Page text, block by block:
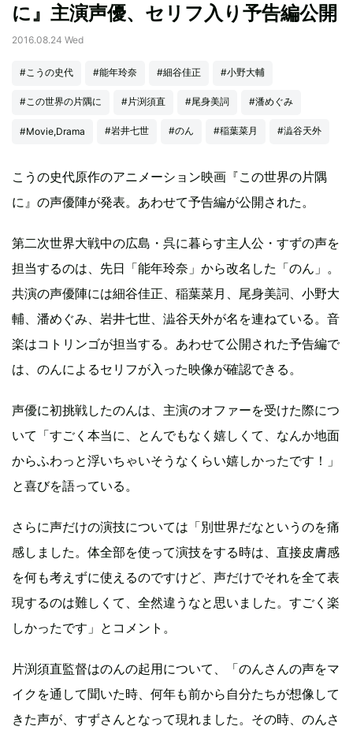
に』主演声優、セリフ入り予告編公開
2016.08.24 Wed
#こうの史代 #能年玲奈 #細谷佳正 #小野大輔
#この世界の片隅に #片渕須直 #尾身美詞 #潘めぐみ
#Movie,Drama #岩井七世 #のん #稲葉菜月 #澁谷天外
こうの史代原作のアニメーション映画『この世界の片隅
に』の声優陣が発表。あわせて予告編が公開された。
第二次世界大戦中の広島・呉に暮らす主人公・すずの声を
担当するのは、先日「能年玲奈」から改名した「のん」。
共演の声優陣には細谷佳正、稲葉菜月、尾身美詞、小野大
輔、潘めぐみ、岩井七世、澁谷天外が名を連ねている。音
楽はコトリンゴが担当する。あわせて公開された予告編で
は、のんによるセリフが入った映像が確認できる。
声優に初挑戦したのんは、主演のオファーを受けた際につ
いて「すごく本当に、とんでもなく嬉しくて、なんか地面
からふわっと浮いちゃいそうなくらい嬉しかったです！」
と喜びを語っている。
さらに声だけの演技については「別世界だなというのを痛
感しました。体全部を使って演技をする時は、直接皮膚感
を何も考えずに使えるのですけど、声だけでそれを全て表
現するのは難しくて、全然違うなと思いました。すごく楽
しかったです」とコメント。
片渕須直監督はのんの起用について、「のんさんの声をマ
イクを通して聞いた時、何年も前から自分たちが想像して
きた声が、すずさんとなって現れました。その時、のんさ